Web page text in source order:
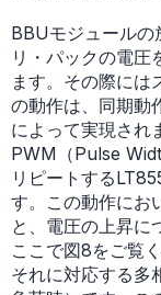
BBUモジュール
リ・パックの電圧
ます。その際には
の動作は、同期動
によって実現され
PWM（Pulse
リピートする
す。この動作にお
と、電圧の上昇に
ここで図8をご覧
それに対応する多